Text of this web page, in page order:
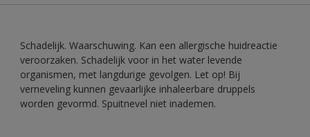
Schadelijk. Waarschuwing. Kan een allergische huidreactie
veroorzaken. Schadelijk voor in het water levende
organismen, met langdurige gevolgen. Let op! Bij
verneveling kunnen gevaarlijke inhaleerbare druppels
worden gevormd. Spuitnevel niet inademen.